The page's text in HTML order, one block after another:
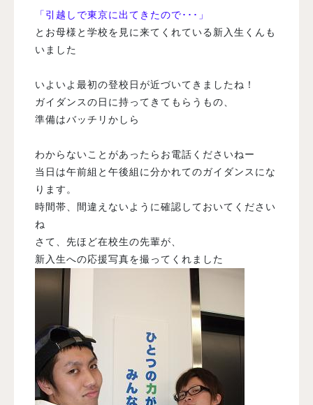
「引越しで東京に出てきたので･･･」
とお母様と学校を見に来てくれている新入生くんも
いました
いよいよ最初の登校日が近づいてきましたね！
ガイダンスの日に持ってきてもらうもの、
準備はバッチリかしら
わからないことがあったらお電話くださいねー
当日は午前組と午後組に分かれてのガイダンスにな
ります。
時間帯、間違えないように確認しておいてください
ね
さて、先ほど在校生の先輩が、
新入生への応援写真を撮ってくれました